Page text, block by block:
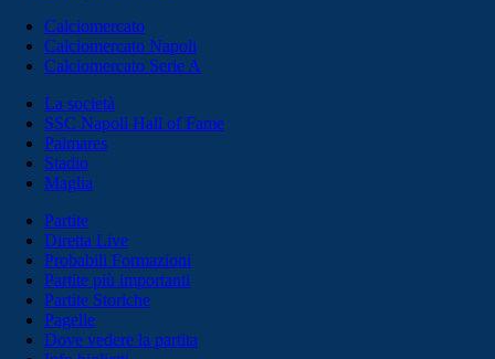
Calciomercato
Calciomercato Napoli
Calciomercato Serie A
La società
SSC Napoli Hall of Fame
Palmares
Stadio
Maglia
Partite
Diretta Live
Probabili Formazioni
Partite più importanti
Partite Storiche
Pagelle
Dove vedere la partita